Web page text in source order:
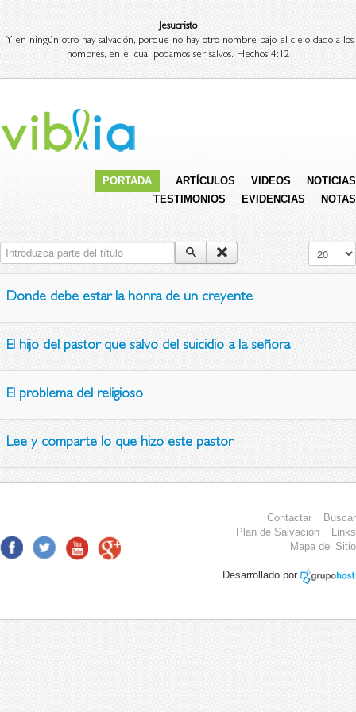
Jesucristo
Y en ningún otro hay salvación, porque no hay otro nombre bajo el cielo dado a los
hombres, en el cual podamos ser salvos. Hechos 4:12
PORTADA ARTÍCULOS VIDEOS
NOTICIAS
TESTIMONIOS
EVIDENCIAS NOTAS
Introduzca parte del título Cantidad
Donde debe estar la honra de un creyente
El hijo del pastor que salvo del suicidio a la señora
El problema del religioso
Lee y comparte lo que hizo este pastor
Contactar
Buscar
Plan de Salvación
Links
Mapa del Sitio
Desarrollado por